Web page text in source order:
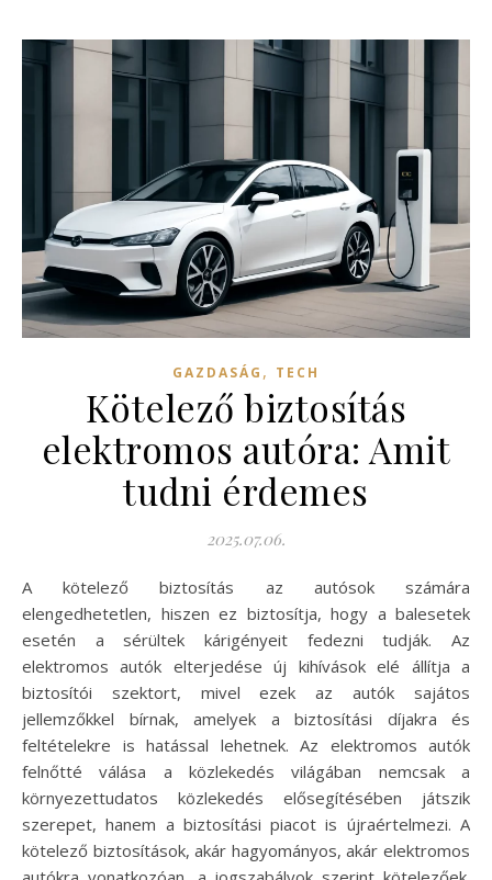
GAZDASÁG , TECH
Kötelező biztosítás
elektromos autóra: Amit
tudni érdemes
2025.07.06.
A kötelező biztosítás az autósok számára
elengedhetetlen, hiszen ez biztosítja, hogy a balesetek
esetén a sérültek kárigényeit fedezni tudják. Az
elektromos autók elterjedése új kihívások elé állítja a
biztosítói szektort, mivel ezek az autók sajátos
jellemzőkkel bírnak, amelyek a biztosítási díjakra és
feltételekre is hatással lehetnek. Az elektromos autók
felnőtté válása a közlekedés világában nemcsak a
környezettudatos közlekedés elősegítésében játszik
szerepet, hanem a biztosítási piacot is újraértelmezi. A
kötelező biztosítások, akár hagyományos, akár elektromos